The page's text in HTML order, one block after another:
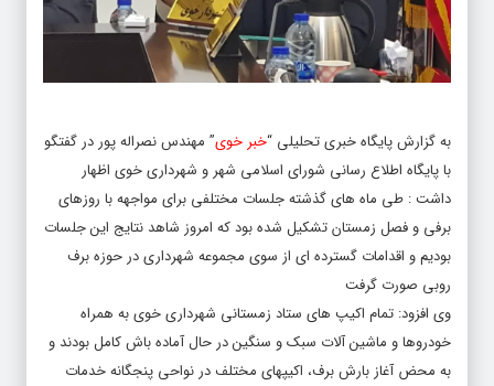
به گزارش پایگاه خبری تحلیلی “خبر خوی” مهندس نصراله پور در گفتگو
با پایگاه اطلاع رسانی شورای اسلامی شهر و شهرداری خوی اظهار
داشت : طی ماه های گذشته جلسات مختلفی برای مواجهه با روزهای
برفی و فصل زمستان تشکیل شده بود که امروز شاهد نتایج این جلسات
بودیم و اقدامات گسترده ای از سوی مجموعه شهرداری در حوزه برف
روبی صورت گرفت
وی افزود: تمام اکیپ های ستاد زمستانی شهرداری خوی به همراه
خودروها و ماشین آلات سبک و سنگین در حال آماده باش کامل بودند و
به محض آغاز بارش برف، اکیپهای مختلف در نواحی پنجگانه خدمات